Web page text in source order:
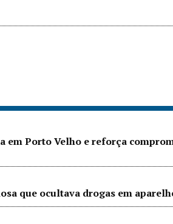
em Porto Velho e reforça
que ocultava drogas em